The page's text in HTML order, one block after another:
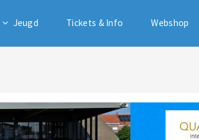
Jeugd Tickets & Info Webshop